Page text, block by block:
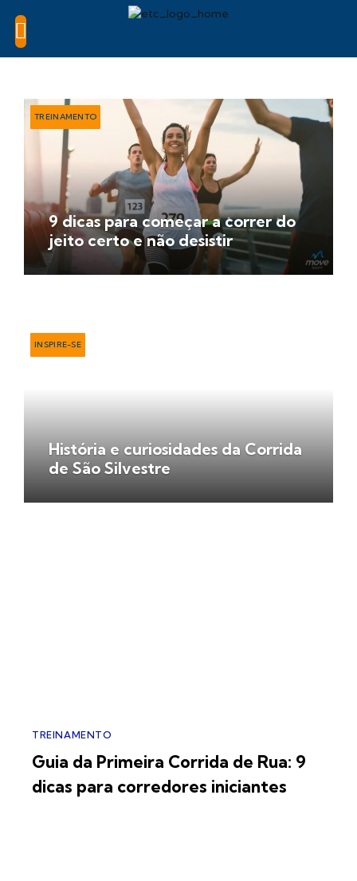
TREINAMENTO
9 dicas para começar a correr do
jeito certo e não desistir
INSPIRE-SE
História e curiosidades da Corrida
de São Silvestre
TREINAMENTO
Guia da Primeira Corrida de Rua: 9
dicas para corredores iniciantes